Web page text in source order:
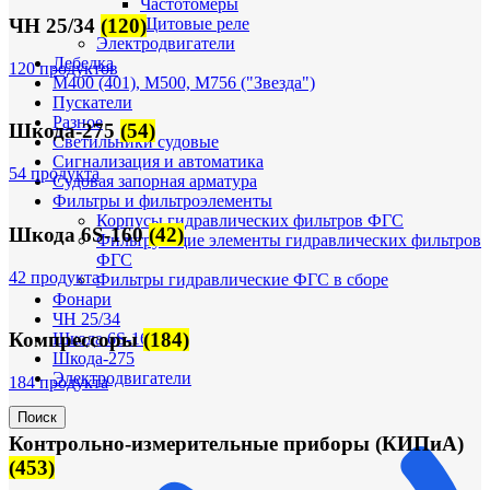
Частотомеры
Щитовые реле
Электродвигатели
Лебедка
М400 (401), М500, М756 ("Звезда")
Пускатели
Разное
Светильники судовые
Сигнализация и автоматика
Судовая запорная арматура
Фильтры и фильтроэлементы
Корпусы гидравлических фильтров ФГС
Фильтрующие элементы гидравлических фильтров
ФГС
Фильтры гидравлические ФГС в сборе
Фонари
ЧН 25/34
Шкода 6S-160
Шкода-275
Электродвигатели
Поиск
ЧН 25/34 (120)
120 продуктов
Шкода-275 (54)
54 продукта
Шкода 6S-160(42)
42 продукта
Компрессоры(184)
184 продукта
Контрольно-измерительные приборы (КИПиА)
(453)